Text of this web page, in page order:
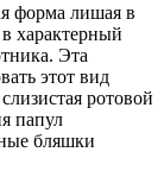
форма лишая в
характерный
Эта
этот вид
ротовой
папул
бляшки